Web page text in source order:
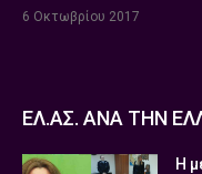
6 Οκτωβρίου 2017
ΕΛ.ΑΣ. ΑΝΑ ΤΗΝ
Η